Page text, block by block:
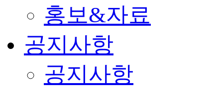
홍보&자료
공지사항
공지사항